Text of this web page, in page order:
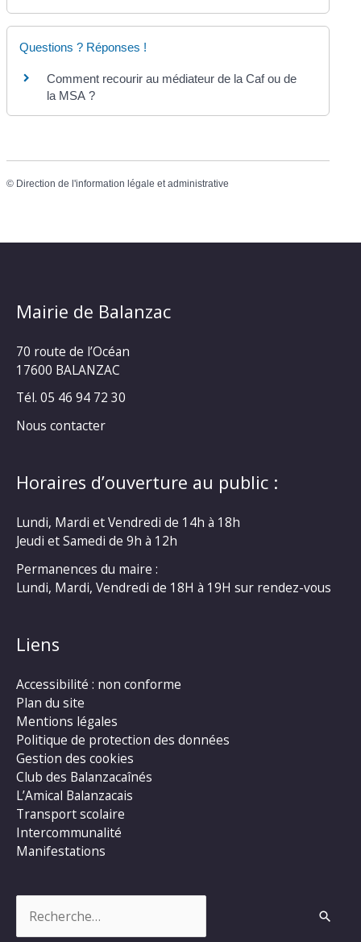
Questions ? Réponses !
Comment recourir au médiateur de la Caf ou de
la MSA ?
© Direction de l'information légale et administrative
Mairie de Balanzac
70 route de l’Océan
17600 BALANZAC
Tél. 05 46 94 72 30
Nous contacter
Horaires d’ouverture au public :
Lundi, Mardi et Vendredi de 14h à 18h
Jeudi et Samedi de 9h à 12h
Permanences du maire :
Lundi, Mardi, Vendredi de 18H à 19H sur rendez-vous
Liens
Accessibilité : non conforme
Plan du site
Mentions légales
Politique de protection des données
Gestion des cookies
Club des Balanzacaînés
L’Amical Balanzacais
Transport scolaire
Intercommunalité
Manifestations